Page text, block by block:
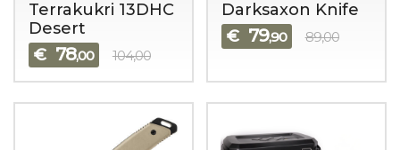
Terrakukri 13DHC
Desert
€ 78,00 104,00
Darksaxon Knife
€ 79,90 89,00